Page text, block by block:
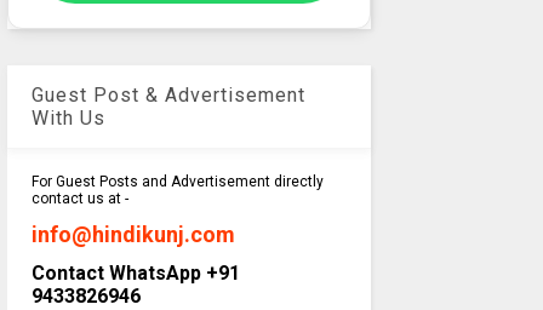
Guest Post & Advertisement
With Us
For Guest Posts and Advertisement directly
contact us at -
info@hindikunj.com
Contact WhatsApp +91
9433826946